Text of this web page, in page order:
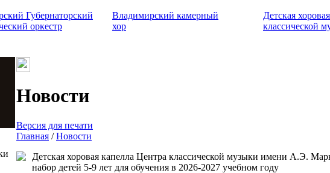
Губернаторский
оркестр
Владимирский камерный
хор
Детская
классической
Новости
Версия для печати
Главная /Новости
Детская хоровая капелла Центра классической музыки имени А.Э.
набор детей 5-9 лет для обучения в 2026-2027 учебном году